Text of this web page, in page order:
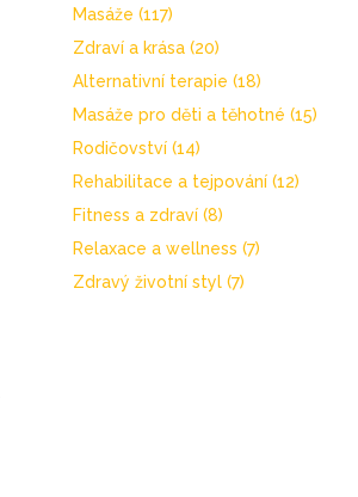
Masáže (117)
Zdraví a krása (20)
Alternativní terapie (18)
Masáže pro děti a těhotné (15)
Rodičovství (14)
Rehabilitace a tejpování (12)
Fitness a zdraví (8)
Relaxace a wellness (7)
Zdravý životní styl (7)